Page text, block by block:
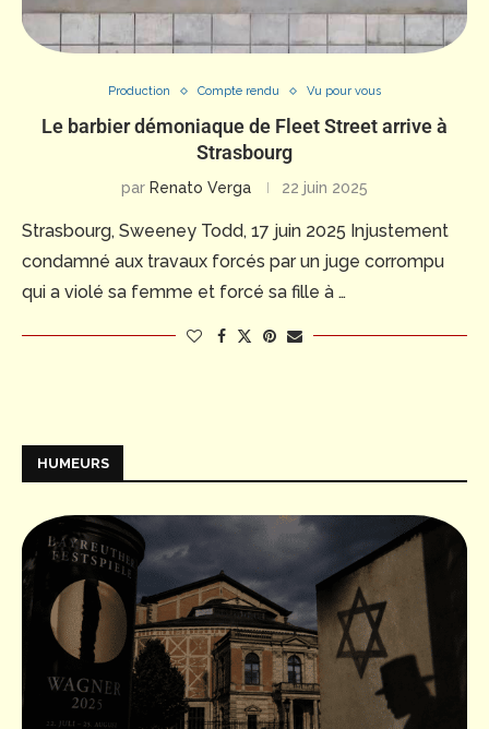
Production Compte rendu Vu pour vous
Le barbier démoniaque de Fleet Street arrive à
Strasbourg
par Renato Verga 22 juin 2025
Strasbourg, Sweeney Todd, 17 juin 2025 Injustement
condamné aux travaux forcés par un juge corrompu
qui a violé sa femme et forcé sa fille à …
HUMEURS